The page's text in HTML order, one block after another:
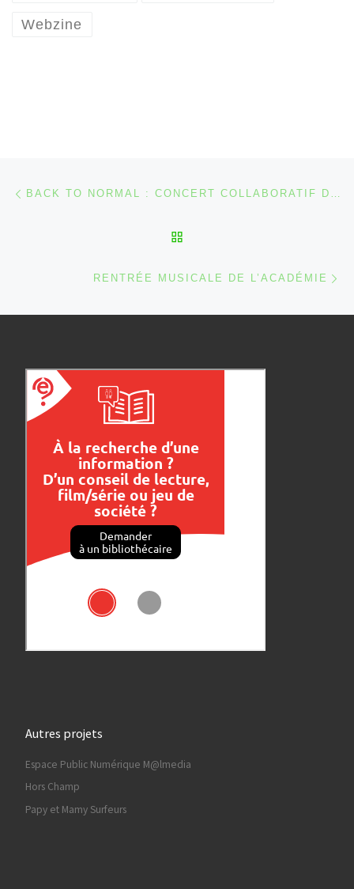
Webzine
Parcourir les articles BACK TO NORMAL : CONCERT COLLABORATIF D’UN JOUR
RENTRÉE MUSICALE DE L’ACADÉMIE
Autres projets
Espace Public Numérique M@lmedia
Hors Champ
Papy et Mamy Surfeurs